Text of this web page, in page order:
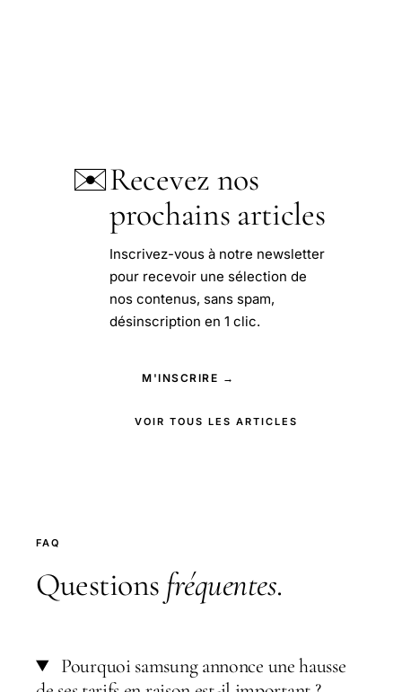
✉️Recevez nos
prochains articles
Inscrivez-vous à notre newsletter
pour recevoir une sélection de
nos contenus, sans spam,
désinscription en 1 clic.
M'INSCRIRE →
VOIR TOUS LES ARTICLES
FAQ
Questions fréquentes.
Pourquoi samsung annonce une hausse